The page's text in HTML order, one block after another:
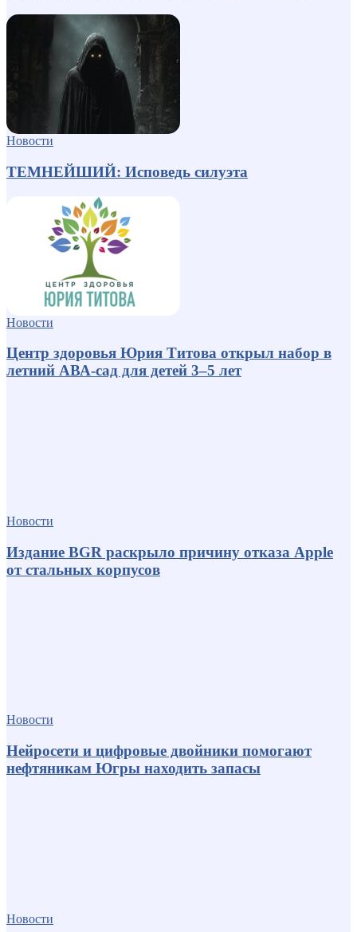
Новости
ТЕМНЕЙШИЙ: Исповедь силуэта
Новости
Центр здоровья Юрия Титова открыл набор в
летний АВА-сад для детей 3–5 лет
Новости
Издание BGR раскрыло причину отказа Apple
от стальных корпусов
Новости
Нейросети и цифровые двойники помогают
нефтяникам Югры находить запасы
Новости